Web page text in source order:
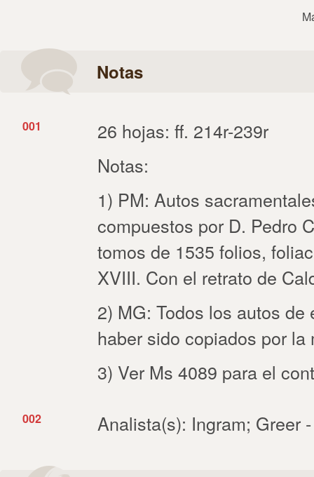
Notas
001
26 hojas: ff. 214r-239r
Notas:
1) PM: Autos
compuestos por D. Pedro
tomos de 1535 folios,
XVIII. Con el retrato de
2) MG: Todos los autos
haber sido copiados por
3) Ver Ms 4089 para el
002 Analista(s): Ingram; Greer